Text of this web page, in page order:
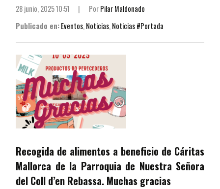
28 junio, 2025 10:51 | PorPilar Maldonado
Publicado en:Eventos, Noticias, Noticias #Portada
Recogida de alimentos a beneficio de Cáritas
Mallorca de la Parroquia de Nuestra Señora
del Coll d’en Rebassa. Muchas gracias